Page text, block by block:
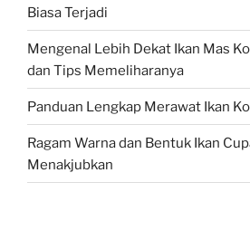
Biasa Terjadi
Mengenal Lebih Dekat Ikan Mas
dan Tips Memeliharanya
Panduan Lengkap Merawat Ikan
Ragam Warna dan Bentuk Ikan
Menakjubkan